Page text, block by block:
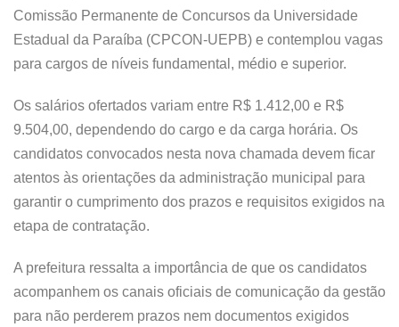
Comissão Permanente de Concursos da Universidade
Estadual da Paraíba (CPCON-UEPB) e contemplou vagas
para cargos de níveis fundamental, médio e superior.
Os salários ofertados variam entre R$ 1.412,00 e R$
9.504,00, dependendo do cargo e da carga horária. Os
candidatos convocados nesta nova chamada devem ficar
atentos às orientações da administração municipal para
garantir o cumprimento dos prazos e requisitos exigidos na
etapa de contratação.
A prefeitura ressalta a importância de que os candidatos
acompanhem os canais oficiais de comunicação da gestão
para não perderem prazos nem documentos exigidos